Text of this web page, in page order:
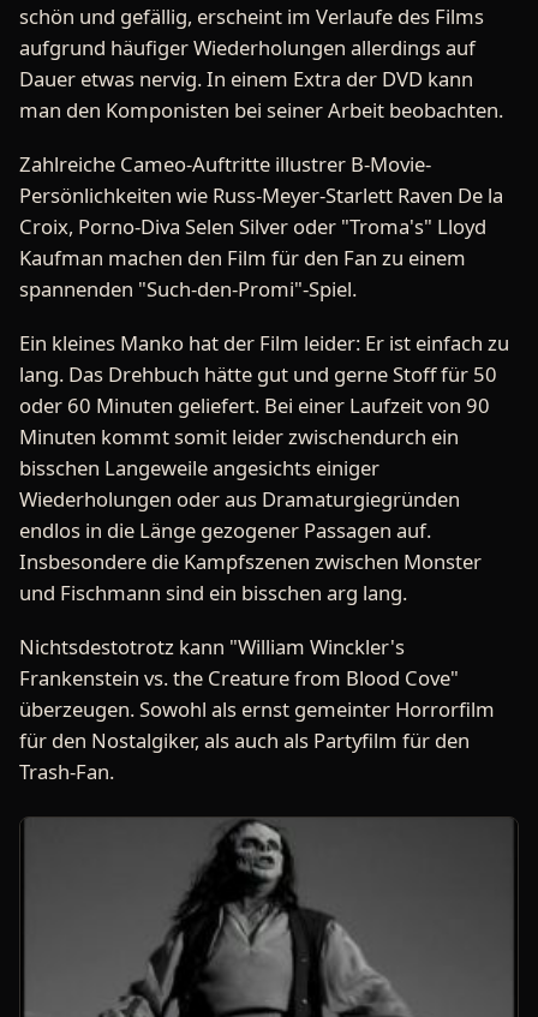
schön und gefällig, erscheint im Verlaufe des Films
aufgrund häufiger Wiederholungen allerdings auf
Dauer etwas nervig. In einem Extra der DVD kann
man den Komponisten bei seiner Arbeit beobachten.
Zahlreiche Cameo-Auftritte illustrer B-Movie-
Persönlichkeiten wie Russ-Meyer-Starlett Raven De la
Croix, Porno-Diva Selen Silver oder "Troma's" Lloyd
Kaufman machen den Film für den Fan zu einem
spannenden "Such-den-Promi"-Spiel.
Ein kleines Manko hat der Film leider: Er ist einfach zu
lang. Das Drehbuch hätte gut und gerne Stoff für 50
oder 60 Minuten geliefert. Bei einer Laufzeit von 90
Minuten kommt somit leider zwischendurch ein
bisschen Langeweile angesichts einiger
Wiederholungen oder aus Dramaturgiegründen
endlos in die Länge gezogener Passagen auf.
Insbesondere die Kampfszenen zwischen Monster
und Fischmann sind ein bisschen arg lang.
Nichtsdestotrotz kann "William Winckler's
Frankenstein vs. the Creature from Blood Cove"
überzeugen. Sowohl als ernst gemeinter Horrorfilm
für den Nostalgiker, als auch als Partyfilm für den
Trash-Fan.